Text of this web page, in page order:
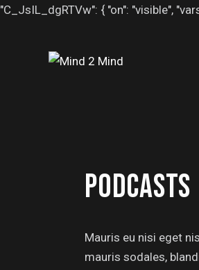
"C_JsIL_dgRTVw": { "on": "visible",
PODCASTS
Mauris eu nisi eget
mauris sodales,